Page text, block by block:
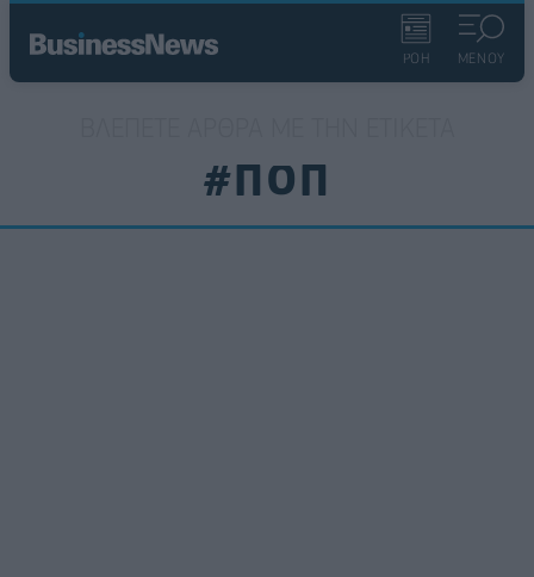
ΡΟΗ ΜΕΝΟΥ
#ΠΟΠ